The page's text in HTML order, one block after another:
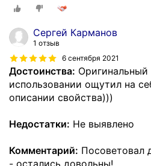
Сергей Карманов
1 отзыв
6 сентября 2021
Достоинства: Оригинальный
использовании ощутил на
описании свойства)))
Недостатки: Не выявлено
Комментарий: Посоветовал